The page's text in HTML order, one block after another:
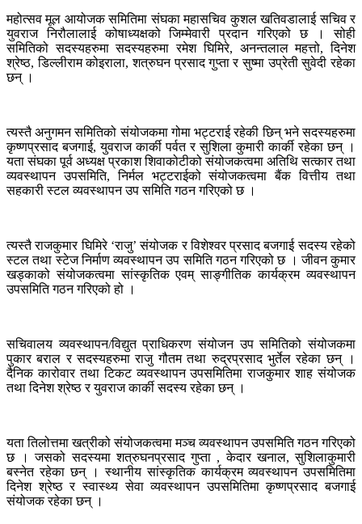
महोत्सव मूल आयोजक समितिमा संघका महासचिव कुशल खतिवडालाई सचिव र
युवराज निरौलालाई कोषाध्यक्षको जिम्मेवारी प्रदान गरिएको छ । सोही
समितिको सदस्यहरुमा सदस्यहरुमा रमेश घिमिरे, अनन्तलाल महत्तो, दिनेश
श्रेष्ठ, डिल्लीराम कोइराला, शत्रुघन प्रसाद गुप्ता र सुष्मा उप्रेती सुवेदी रहेका
छन् ।
त्यस्तै अनुगमन समितिको संयोजकमा गोमा भट्टराई रहेकी छिन् भने सदस्यहरुमा
कृष्णप्रसाद बजगाई, युवराज कार्की पर्वत र सुशिला कुमारी कार्की रहेका छन् ।
यता संघका पूर्व अध्यक्ष प्रकाश शिवाकोटीको संयोजकत्वमा अतिथि सत्कार तथा
व्यवस्थापन उपसमिति, निर्मल भट्टराईको संयोजकत्वमा बैंक वित्तीय तथा
सहकारी स्टल व्यवस्थापन उप समिति गठन गरिएको छ ।
त्यस्तै राजकुमार घिमिरे ‘राजु’ संयोजक र विशेश्वर प्रसाद बजगाई सदस्य रहेको
स्टल तथा स्टेज निर्माण व्यवस्थापन उप समिति गठन गरिएको छ । जीवन कुमार
खड्काको संयोजकत्वमा सांस्कृतिक एवम् साङ्गीतिक कार्यक्रम व्यवस्थापन
उपसमिति गठन गरिएको हो ।
सचिवालय व्यवस्थापन/विद्युत प्राधिकरण संयोजन उप समितिको संयोजकमा
पुकार बराल र सदस्यहरुमा राजु गौतम तथा रुद्रप्रसाद भुर्तेल रहेका छन् ।
दैनिक कारोवार तथा टिकट व्यवस्थापन उपसमितिमा राजकुमार शाह संयोजक
तथा दिनेश श्रेष्ठ र युवराज कार्की सदस्य रहेका छन् ।
यता तिलोत्तमा खत्रीको संयोजकत्वमा मञ्च व्यवस्थापन उपसमिति गठन गरिएको
छ । जसको सदस्यमा शत्रुघनप्रसाद गुप्ता , केदार खनाल, सुशिलाकुमारी
बस्नेत रहेका छन् । स्थानीय सांस्कृतिक कार्यक्रम व्यवस्थापन उपसमितिमा
दिनेश श्रेष्ठ र स्वास्थ्य सेवा व्यवस्थापन उपसमितिमा कृष्णप्रसाद बजगाई
संयोजक रहेका छन् ।